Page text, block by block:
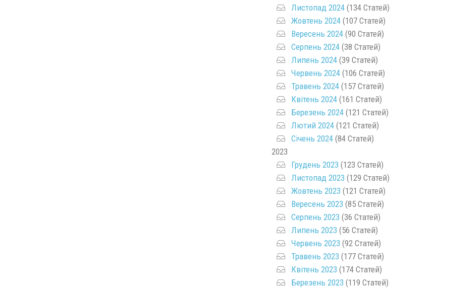
Листопад 2024(134 Статей)
Жовтень 2024(107 Статей)
Вересень 2024(90 Статей)
Серпень 2024(38 Статей)
Липень 2024(39 Статей)
Червень 2024(106 Статей)
Травень 2024(157 Статей)
Квітень 2024(161 Статей)
Березень 2024(121 Статей)
Лютий 2024(121 Статей)
Січень 2024(84 Статей)
2023
Грудень 2023 (123 Статей)
Листопад 2023 (129 Статей)
Жовтень 2023 (121 Статей)
Вересень 2023 (85 Статей)
Серпень 2023 (36 Статей)
Липень 2023 (56 Статей)
Червень 2023 (92 Статей)
Травень 2023 (177 Статей)
Квітень 2023 (174 Статей)
Березень 2023 (119 Статей)